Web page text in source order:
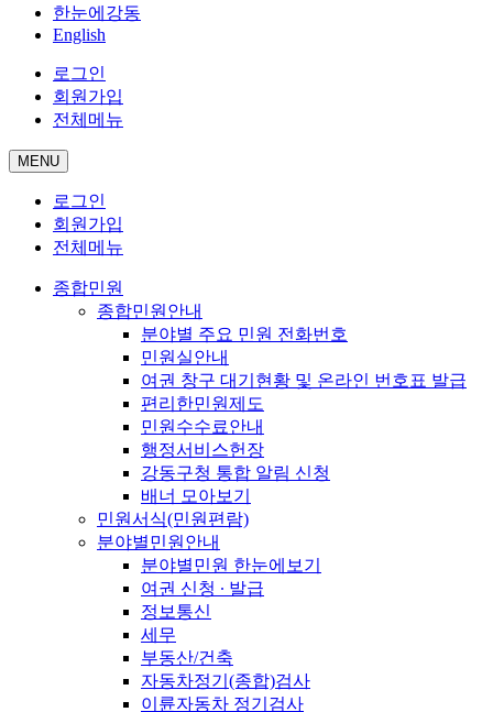
한눈에강동
English
로그인
회원가입
전체메뉴
MENU
로그인
회원가입
전체메뉴
종합민원
종합민원안내
분야별 주요 민원 전화번호
민원실안내
여권 창구 대기현황 및 온라인 번호표 발급
편리한민원제도
민원수수료안내
행정서비스헌장
강동구청 통합 알림 신청
배너 모아보기
민원서식(민원편람)
분야별민원안내
분야별민원 한눈에보기
여권 신청 ∙ 발급
정보통신
세무
부동산/건축
자동차정기(종합)검사
이륜자동차 정기검사